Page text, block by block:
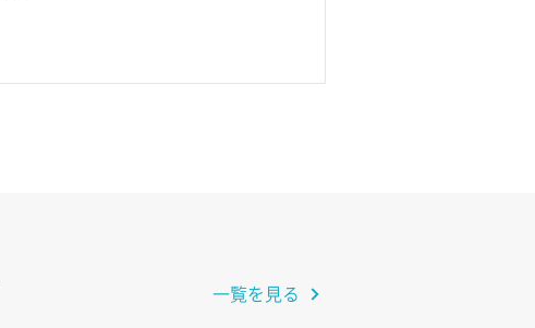
一覧を見る